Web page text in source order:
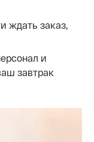
ждать заказ,
и
завтрак